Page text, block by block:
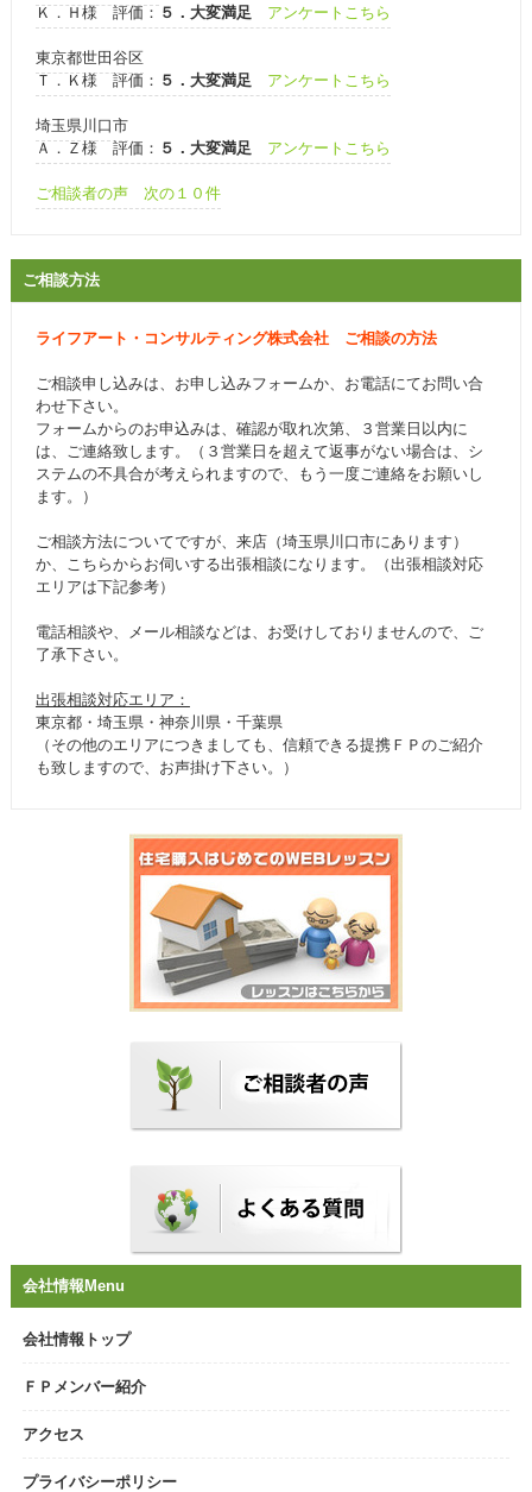
Ｋ．Ｈ様 評価： ５．大変満足 アンケートこちら
東京都世田谷区
Ｔ．Ｋ様 評価： ５．大変満足 アンケートこちら
埼玉県川口市
Ａ．Ｚ様 評価： ５．大変満足 アンケートこちら
ご相談者の声 次の１０件
ご相談方法
ライフアート・コンサルティング株式会社 ご相談の方法
ご相談申し込みは、お申し込みフォームか、お電話にてお問い合
わせ下さい。
フォームからのお申込みは、確認が取れ次第、３営業日以内に
は、ご連絡致します。（３営業日を超えて返事がない場合は、シ
ステムの不具合が考えられますので、もう一度ご連絡をお願いし
ます。）
ご相談方法についてですが、来店（埼玉県川口市にあります）
か、こちらからお伺いする出張相談になります。（出張相談対応
エリアは下記参考）
電話相談や、メール相談などは、お受けしておりませんので、ご
了承下さい。
出張相談対応エリア：
東京都・埼玉県・神奈川県・千葉県
（その他のエリアにつきましても、信頼できる提携ＦＰのご紹介
も致しますので、お声掛け下さい。）
会社情報Menu
会社情報トップ
ＦＰメンバー紹介
アクセス
プライバシーポリシー